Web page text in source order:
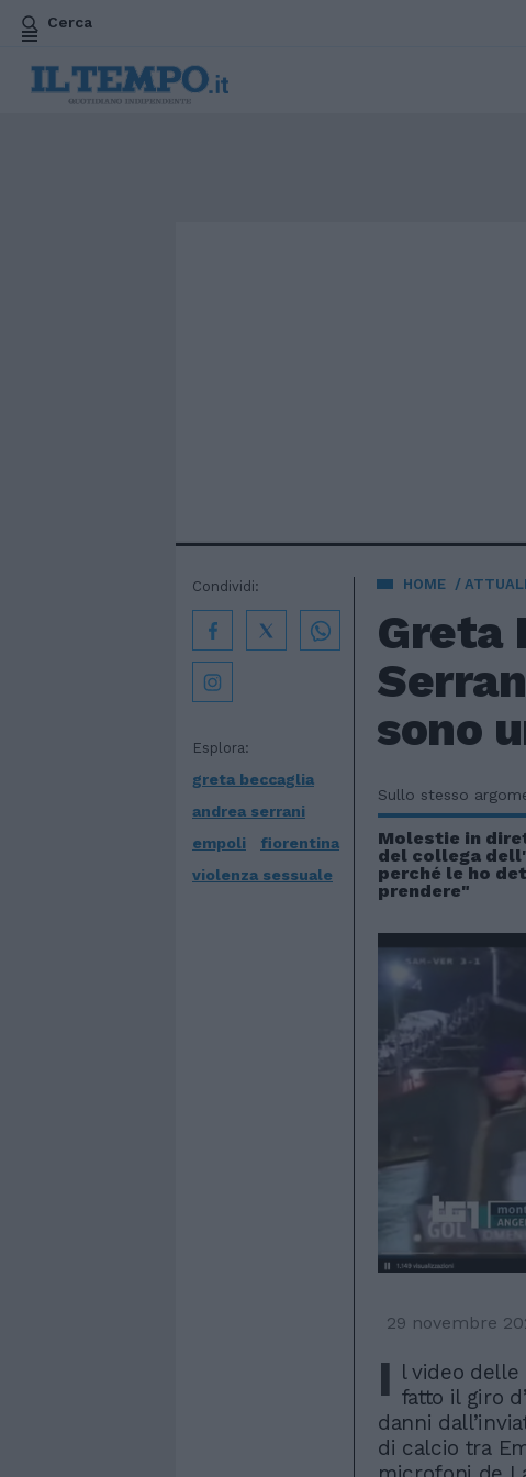
Cerca
HOME
Greta
sono
Esplora:
greta beccaglia
andrea serrani
empoli
fiorentina
violenza sessuale
Condividi:
Sullo stesso
Molestie in
del collega
perché le ho
prendere"
29 novembre
I l video delle
fatto il giro
danni
di calcio tra